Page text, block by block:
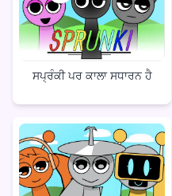
ਸਪ੍ਰੰਕੀ ਪਰ ਕਾਲਾ ਸਧਾਰਨ ਹੈ